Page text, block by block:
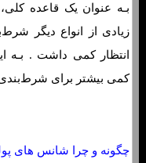
بـه عنوان یک قاعده
زیادی از انواع دیگر
انتظار کمی داشت .
کمی بیشتر برای
چگونه و چرا شانس های